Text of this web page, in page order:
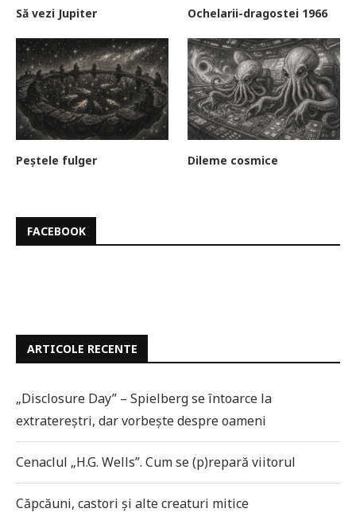
Să vezi Jupiter Ochelarii-dragostei 1966
Peștele fulger Dileme cosmice
FACEBOOK
ARTICOLE RECENTE
„Disclosure Day” – Spielberg se întoarce la
extratereștri, dar vorbește despre oameni
Cenaclul „H.G. Wells”. Cum se (p)repară viitorul
Căpcăuni, castori și alte creaturi mitice